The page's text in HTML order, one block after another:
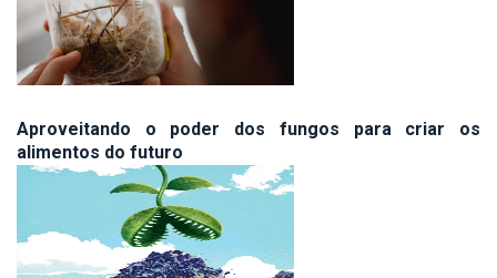
Aproveitando o poder dos fungos para criar os
alimentos do futuro